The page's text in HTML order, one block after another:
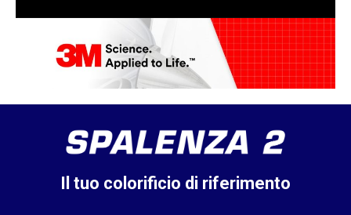
Il tuo colorificio di riferimento